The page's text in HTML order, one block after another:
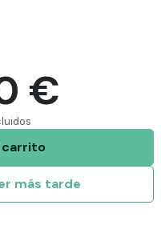
€
carrito